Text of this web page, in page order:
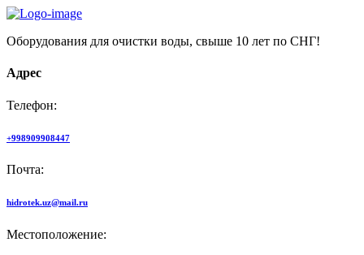
Оборудования для очистки воды, свыше 10 лет по СНГ!
Адрес
Телефон:
+998909908447
Почта:
hidrotek.uz@mail.ru
Местоположение: